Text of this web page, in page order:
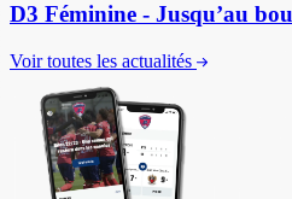
D3 Féminine - Jusqu’au
Voir toutes les actualités